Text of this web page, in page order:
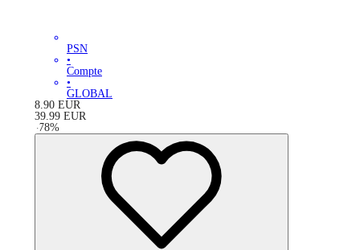
PSN
•
Compte
•
GLOBAL
8.90 EUR
39.99 EUR
-78%